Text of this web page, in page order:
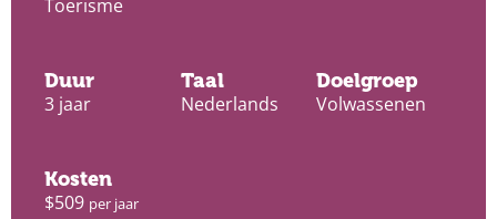
Toerisme
Duur
3 jaar
Taal
Nederlands
Doelgroep
Volwassenen
Kosten
$509 per jaar